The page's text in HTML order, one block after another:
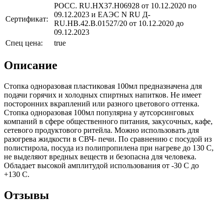
Сертификат:
РОСС. RU.НХ37.Н06928 от 10.12.2020 по
09.12.2023 и ЕАЭС N RU Д-
RU.НВ.42.В.01527/20 от 10.12.2020 до
09.12.2023
Спец цена:
true
Описание
Стопка одноразовая пластиковая 100мл предназначена для
подачи горячих и холодных спиртных напитков. Не имеет
посторонних вкраплений или разного цветового оттенка.
Стопка одноразовая 100мл популярна у аутсорсинговых
компаний в сфере общественного питания, закусочных, кафе,
сетевого продуктового ритейла. Можно использовать для
разогрева жидкости в СВЧ- печи. По сравнению с посудой из
полистирола, посуда из полипропилена при нагреве до 130 С,
не выделяют вредных веществ и безопасна для человека.
Обладает высокой амплитудой использования от -30 С до
+130 С.
Отзывы